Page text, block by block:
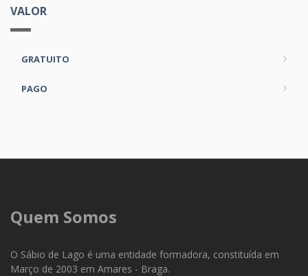
VALOR
GRATUITO
PAGO
Quem Somos
O Sábio de Lago é uma entidade formadora, constituída em
Março de 2003 em Amares - Braga.